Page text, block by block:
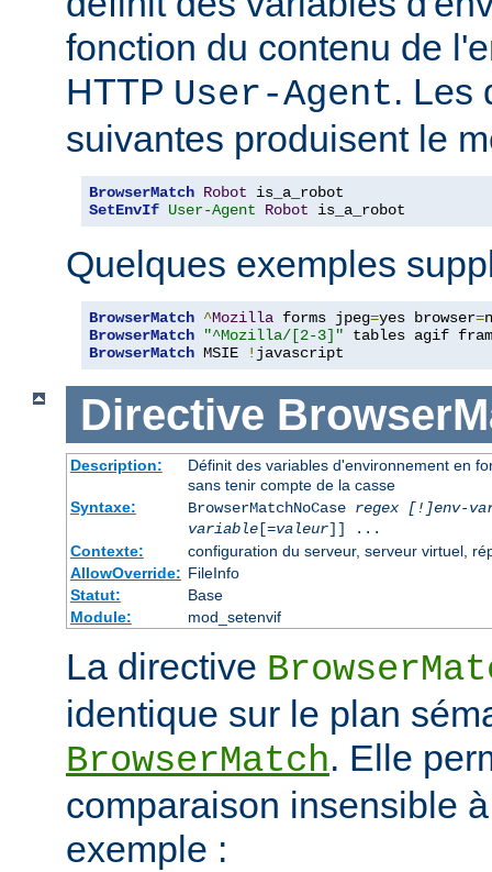
fonction du contenu de
HTTP User-Agent. Les
suivantes produisent le
BrowserMatch Robot
SetEnvIf User-Agent Robot is_a_robot
Quelques exemples
BrowserMatch ^Mozilla forms jpeg=yes browser=
BrowserMatch
"^Mozilla/[2-3]"
BrowserMatch MSIE ! javascript
Directive
Description:
Définit des variables d'environnement en
sans tenir compte de la casse
Syntaxe:
BrowserMatchNoCase regex [!]env-
variable[=valeur]] ...
Contexte:
configuration du serveur, serveur virtuel,
AllowOverride: FileInfo
Statut:
Base
Module:
mod_setenvif
La directive
identique sur le plan
BrowserMatch. Elle
comparaison insensible
exemple :